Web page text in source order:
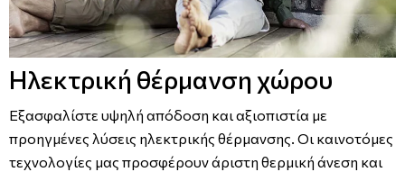
Ηλεκτρική θέρμανση χώρου
Εξασφαλίστε υψηλή απόδοση και αξιοπιστία με
προηγμένες λύσεις ηλεκτρικής θέρμανσης. Οι καινοτόμες
τεχνολογίες μας προσφέρουν άριστη θερμική άνεση και